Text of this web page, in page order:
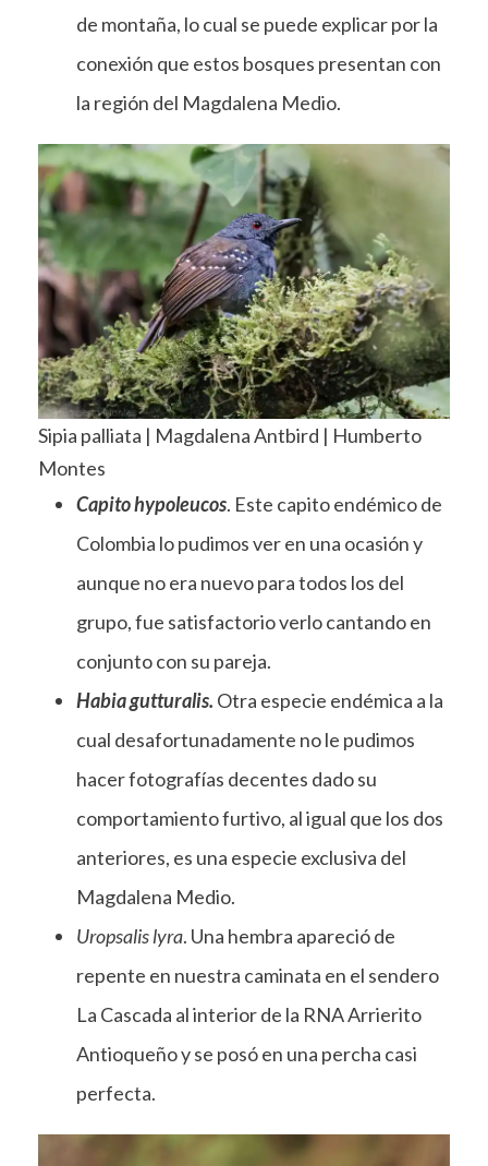
de montaña, lo cual se puede explicar por la
conexión que estos bosques presentan con
la región del Magdalena Medio.
Sipia palliata | Magdalena Antbird | Humberto
Montes
Capito hypoleucos. Este capito endémico de
Colombia lo pudimos ver en una ocasión y
aunque no era nuevo para todos los del
grupo, fue satisfactorio verlo cantando en
conjunto con su pareja.
Habia gutturalis. Otra especie endémica a la
cual desafortunadamente no le pudimos
hacer fotografías decentes dado su
comportamiento furtivo, al igual que los dos
anteriores, es una especie exclusiva del
Magdalena Medio.
Uropsalis lyra. Una hembra apareció de
repente en nuestra caminata en el sendero
La Cascada al interior de la RNA Arrierito
Antioqueño y se posó en una percha casi
perfecta.